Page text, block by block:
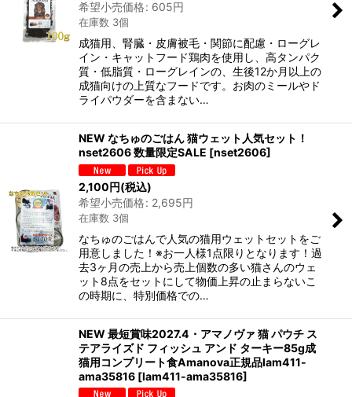
希望小売価格: 605円
在庫数 3個
成猫用、腎臓・皮膚被毛・関節に配慮・ローグレ
イン・キャットフード鶏肉を使用し、高タンパク
質・低脂質・ローグレインの、生後12か月以上の
成猫向けの上質なフードです。お肉のミールやド
ライパウダーを含まない…
NEW なちゅのごはん 猫ウェット人気セット！
nset2606 数量限定SALE [nset2606]
2,100円(税込)
希望小売価格: 2,695円
在庫数 3個
なちゅのごはんで人気の猫用ウェットセットをご
用意しました！※お一人様1点限りとなります！過
去3ヶ月の売上から売上個数の多い猫さんのウェ
ット8点をセットにして物価上昇の止まらないこ
の時期に、特別価格での…
NEW 最短賞味2027.4・アマノヴァ 猫 パウチ ス
テアライズド フィッシュ アンド ターキー85g成
猫用コンプリート食Amanova正規品lam411-
ama35816 [lam411-ama35816]